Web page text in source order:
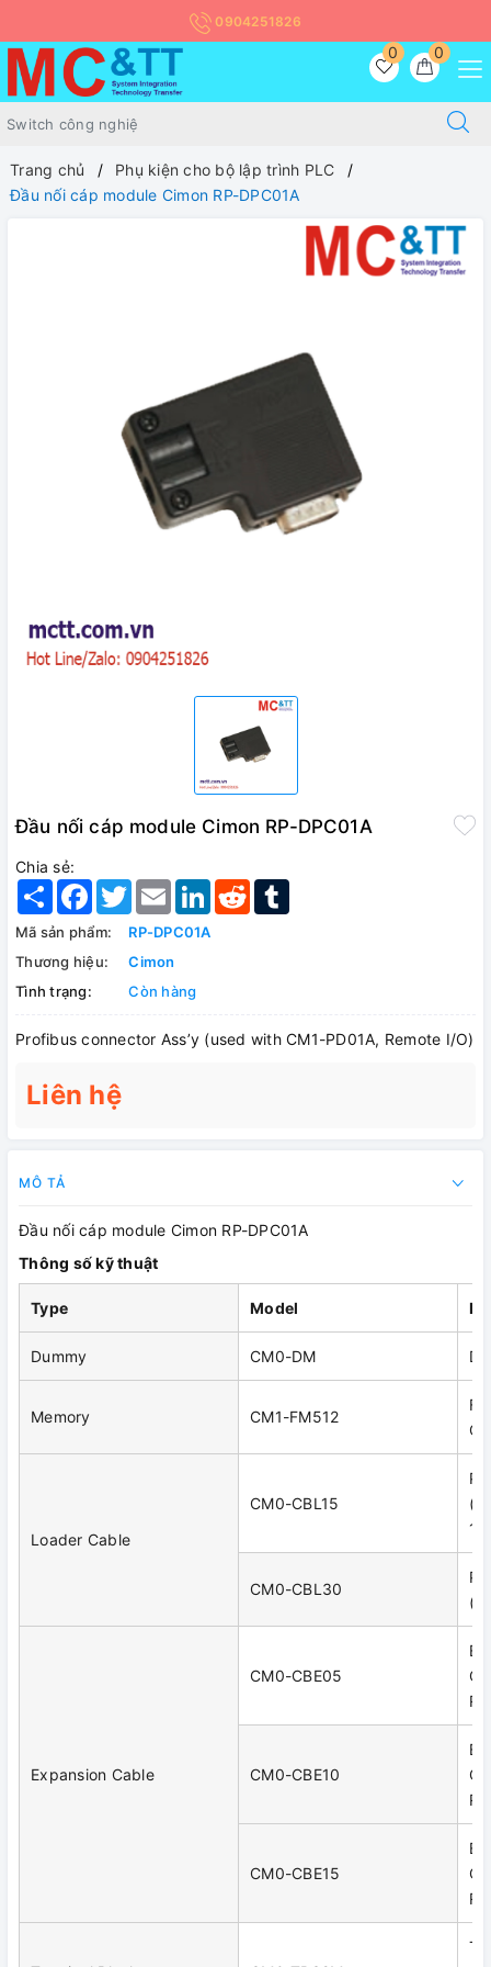
0904251826
0
0
Trang chủ
Phụ kiện cho bộ lập trình PLC
Đầu nối cáp module Cimon RP-DPC01A
Đầu nối cáp module Cimon RP-DPC01A
Chia sẻ:
Share Facebook
TwitterEmail LinkedInReddit
Mã sản phẩm:
RP-DPC01A
Thương hiệu:
Cimon
Tình trạng:
Còn hàng
Profibus connector Ass’y (used with CM1-PD01A, Remote I/O)
Liên hệ
MÔ TẢ
Đầu nối cáp module Cimon RP-DPC01A
Thông số kỹ thuật
Type Model
Dummy CM0-DM
Memory CM1-FM512
Loader Cable
CM0-CBL15
CM0-CBL30
Expansion Cable
CM0-CBE05
CM0-CBE10
CM0-CBE15